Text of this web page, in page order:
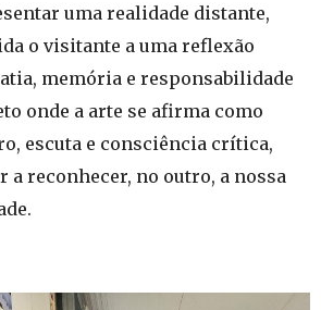
uma realidade distante,
o visitante a uma reflexão
memória e responsabilidade
onde a arte se afirma como
escuta e consciência crítica,
a reconhecer, no outro, a nossa